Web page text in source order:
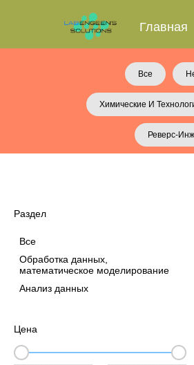
Главная
Все
Химические И
Реверс-
Раздел
Все
Обработка данных,
математическое моделирование
Анализ данных
Цена